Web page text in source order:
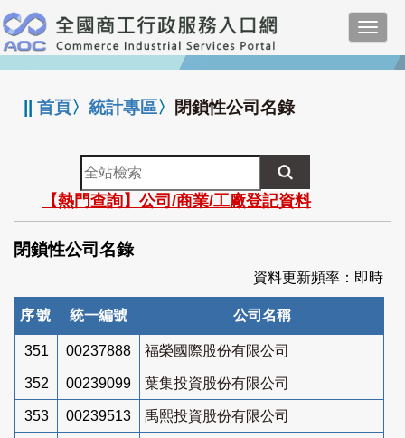
跳
到
主
要
:::
||首頁〉統計專區〉 閉鎖性公司名錄
全
站
檢
索
【熱門查詢】公司/商業/工廠登記資料
閉鎖性公司名錄
資料更新頻率：即時
序號 統一編號 公司名稱
351 00237888 福榮國際股份有限公司
352 00239099 葉集投資股份有限公司
353 00239513 禹熙投資股份有限公司